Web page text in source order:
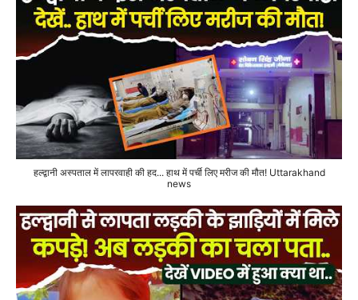
हल्द्वानी अस्पताल में लापरवाही की हद... हाथ में पर्ची लिए मरीज की मौत! Uttarakhand
news